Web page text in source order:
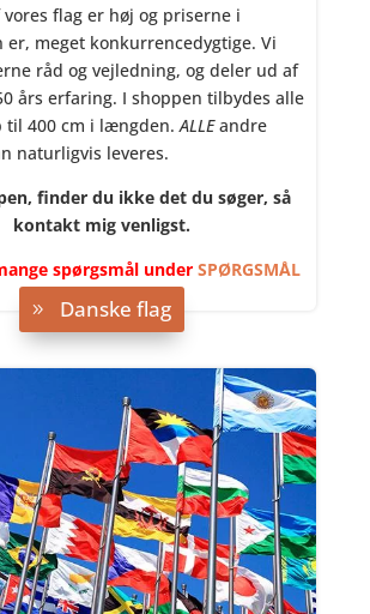
flag er høj og priserne i
er, meget konkurrencedygtige. Vi
råd og vejledning, og deler ud af
års erfaring. I shoppen tilbydes alle
til 400 cm i længden. ALLEandre
naturligvis leveres.
finder du ikke det du søger, så
kontakt mig venligst.
spørgsmål under SPØRGSMÅL
OG SVAR
.
Danske flag